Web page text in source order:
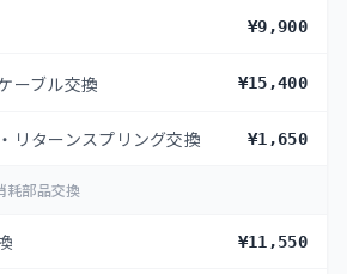
¥9,900
ーブル交換 ¥15,400
リターンスプリング交換 ¥1,650
耗部品交換
¥11,550